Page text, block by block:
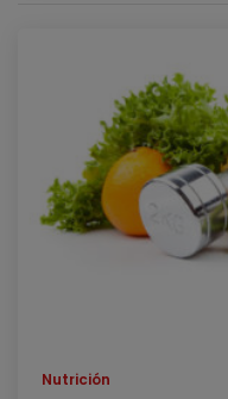
Nutrición